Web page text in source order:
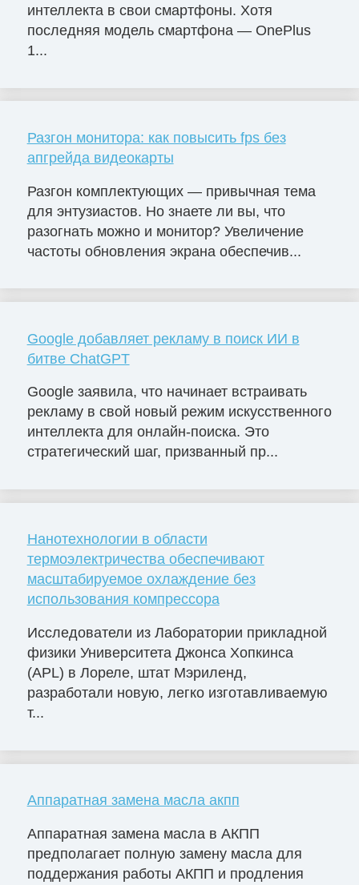
интеллекта в свои смартфоны. Хотя
последняя модель смартфона — OnePlus
1...
Разгон монитора: как повысить fps без
апгрейда видеокарты
Разгон комплектующих — привычная тема
для энтузиастов. Но знаете ли вы, что
разогнать можно и монитор? Увеличение
частоты обновления экрана обеспечив...
Google добавляет рекламу в поиск ИИ в
битве ChatGPT
Google заявила, что начинает встраивать
рекламу в свой новый режим искусственного
интеллекта для онлайн-поиска. Это
стратегический шаг, призванный пр...
Нанотехнологии в области
термоэлектричества обеспечивают
масштабируемое охлаждение без
использования компрессора
Исследователи из Лаборатории прикладной
физики Университета Джонса Хопкинса
(APL) в Лореле, штат Мэриленд,
разработали новую, легко изготавливаемую
т...
Аппаратная замена масла акпп
Аппаратная замена масла в АКПП
предполагает полную замену масла для
поддержания работы АКПП и продления